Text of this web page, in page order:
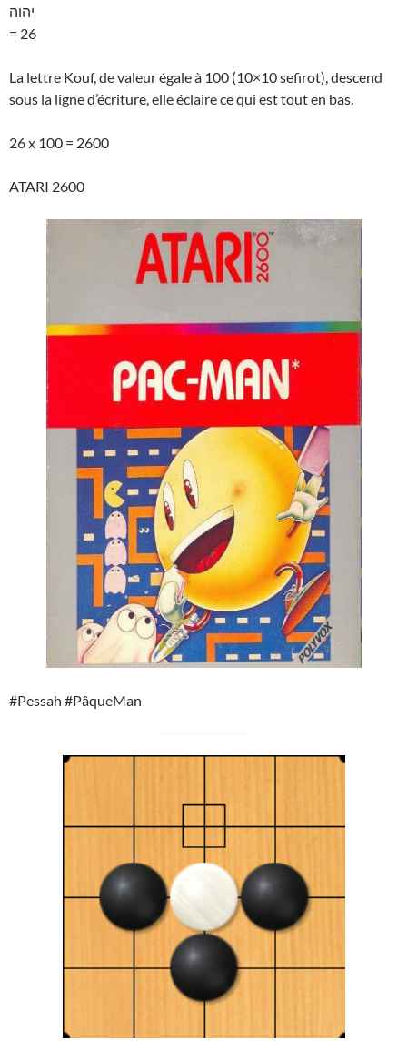
יהוה
= 26
La lettre Kouf, de valeur égale à 100 (10×10 sefirot), descend
sous la ligne d’écriture, elle éclaire ce qui est tout en bas.
26 x 100 = 2600
ATARI 2600
#Pessah #PâqueMan